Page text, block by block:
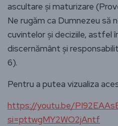
ascultare și maturizare
Ne rugăm ca Dumnezeu să
cuvintelor și deciziile, astfel
discernământ și
6).
Pentru a putea vizualiza
https://youtu.be/
si=pttwgMY2WO2jAntf